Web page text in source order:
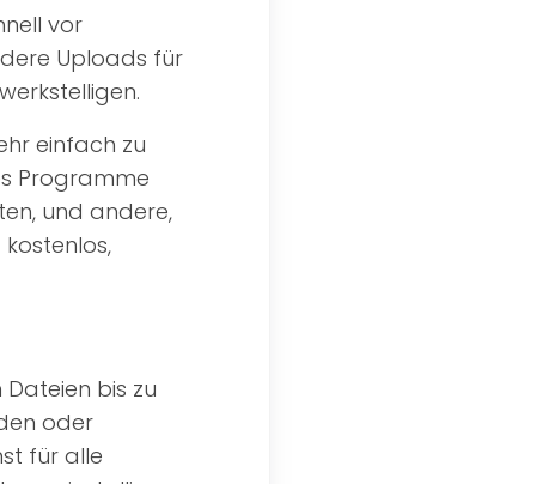
vor
Uploads für
einfach zu
Programme
und andere,
bis zu
oder
für alle